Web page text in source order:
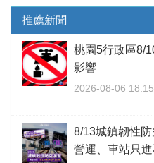
推薦新聞
桃園5行政區8/
影響
2026-08-06 18:15
8/13城鎮韌性
營運、車站只